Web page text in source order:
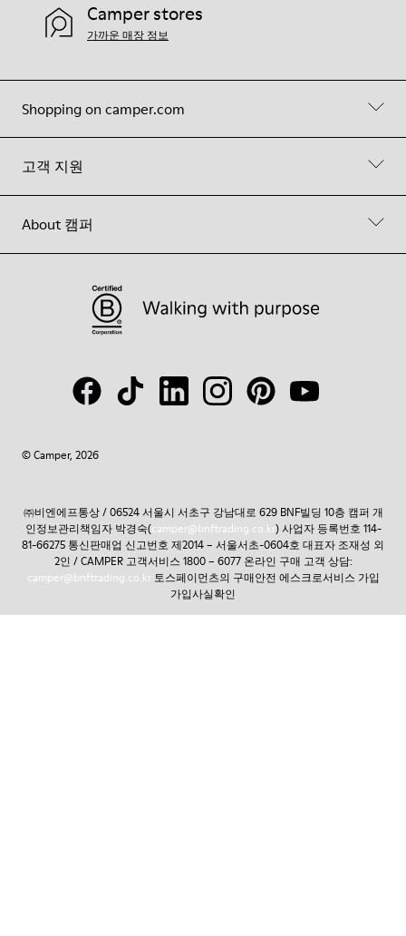
Shopping on camper.com
고객 지원
About 캠퍼
Camper stores
가까운 매장 정보
© Camper, 2026
㈜비엔에프통상 / 06524 서울시 서초구 강남대로 629 BNF빌딩 10층 캠퍼 개
인정보관리책임자 박경숙(camper@bnftrading.co.kr) 사업자 등록번호 114-
81-66275 통신판매업 신고번호 제2014 – 서울서초-0604호 대표자 조재성 외
2인 / CAMPER 고객서비스 1800 – 6077 온라인 구매 고객 상담:
camper@bnftrading.co.kr토스페이먼츠의 구매안전 에스크로서비스 가입
가입사실확인